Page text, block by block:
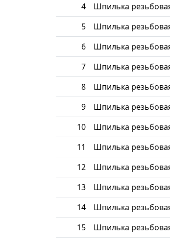
4 Шпилька
5 Шпилька
6 Шпилька
7 Шпилька
8 Шпилька
9 Шпилька
10 Шпилька
11 Шпилька
12 Шпилька
13 Шпилька
14 Шпилька
15 Шпилька